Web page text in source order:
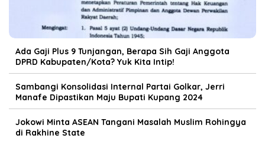
Ada Gaji Plus 9 Tunjangan, Berapa Sih Gaji Anggota
DPRD Kabupaten/Kota? Yuk Kita Intip!
Sambangi Konsolidasi Internal Partai Golkar, Jerri
Manafe Dipastikan Maju Bupati Kupang 2024
Jokowi Minta ASEAN Tangani Masalah Muslim Rohingya
di Rakhine State